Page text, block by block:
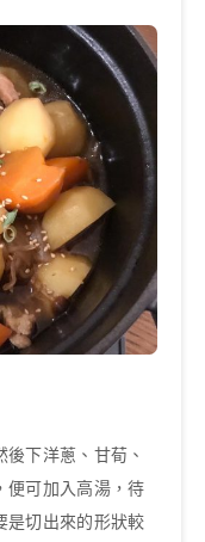
下洋蔥、甘荀、
便可加入高湯，待
是切出來的形狀較